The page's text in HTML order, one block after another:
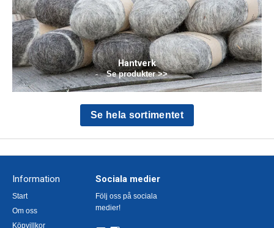
Hantverk
Se produkter >>
Se hela sortimentet
Information
Start
Om oss
Köpvillkor
Sociala medier
Följ oss på sociala
medier!